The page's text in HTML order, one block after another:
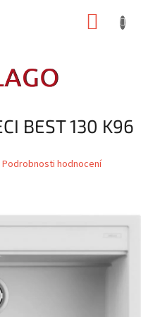
BEST 130 K96
Podrobnosti hodnocení